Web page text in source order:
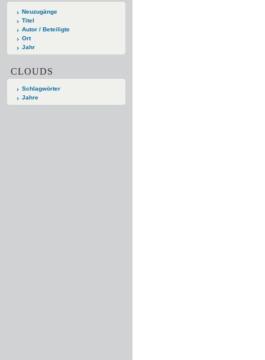
Neuzugänge
Titel
Autor / Beteiligte
Ort
Jahr
CLOUDS
Schlagwörter
Jahre